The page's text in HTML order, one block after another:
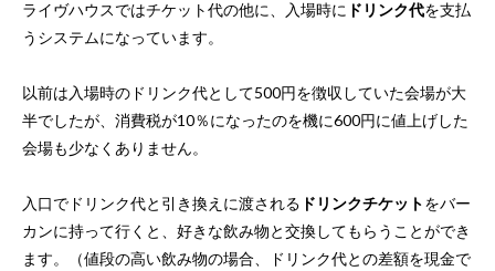
ライヴハウスではチケット代の他に、入場時に ドリンク代を支払
うシステムになっています。
以前は入場時のドリンク代として500円を徴収していた会場が大
半でしたが、消費税が10％になったのを機に600円に値上げした
会場も少なくありません。
入口でドリンク代と引き換えに渡される ドリンクチケットをバー
カンに持って行くと、好きな飲み物と交換してもらうことができ
ます。（値段の高い飲み物の場合、ドリンク代との差額を現金で